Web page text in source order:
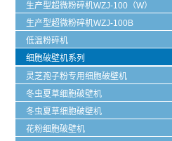
生产型超微粉碎机WZJ-100（W）
生产型超微粉碎机WZJ-100B
低温粉碎机
细胞破壁机系列
灵芝孢子粉专用细胞破壁机
冬虫夏草细胞破壁机
冬虫夏草细胞破壁机
花粉细胞破壁机